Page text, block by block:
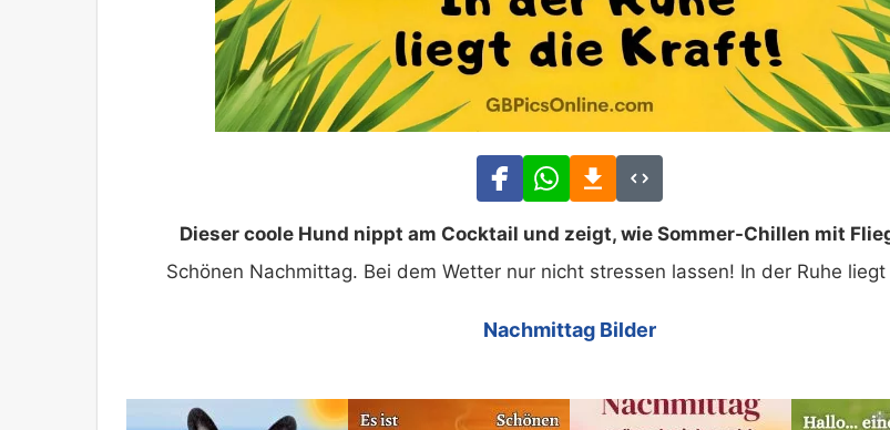
Dieser coole Hund nippt am Cocktail und zeigt, wie Sommer-Chillen mit
Schönen Nachmittag. Bei dem Wetter nur nicht stressen lassen! In der Ruhe
Nachmittag Bilder